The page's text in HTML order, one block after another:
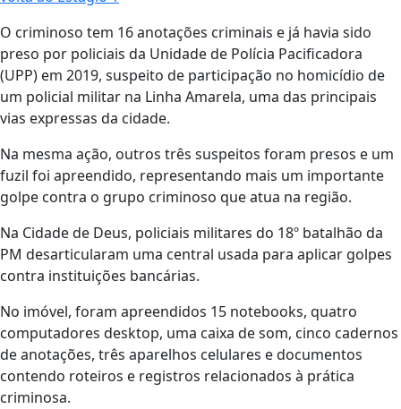
O criminoso tem 16 anotações criminais e já havia sido
preso por policiais da Unidade de Polícia Pacificadora
(UPP) em 2019, suspeito de participação no homicídio de
um policial militar na Linha Amarela, uma das principais
vias expressas da cidade.
Na mesma ação, outros três suspeitos foram presos e um
fuzil foi apreendido, representando mais um importante
golpe contra o grupo criminoso que atua na região.
Na Cidade de Deus, policiais militares do 18º batalhão da
PM desarticularam uma central usada para aplicar golpes
contra instituições bancárias.
No imóvel, foram apreendidos 15 notebooks, quatro
computadores desktop, uma caixa de som, cinco cadernos
de anotações, três aparelhos celulares e documentos
contendo roteiros e registros relacionados à prática
criminosa.